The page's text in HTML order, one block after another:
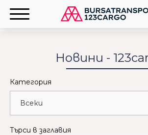
Новини -
Категория
Търси в заглавия